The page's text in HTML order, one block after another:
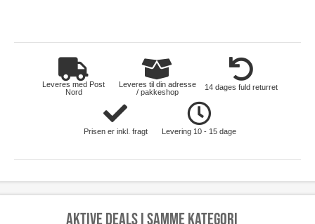
Leveres med Post
Nord
Leveres til din adresse
/ pakkeshop
14 dages fuld returret
Prisen er inkl. fragt Levering 10 - 15 dage
Aktive deals i samme kategori